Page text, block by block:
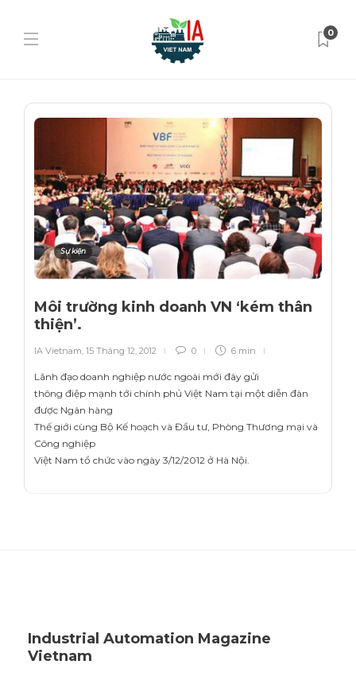
0
Sự kiện
Môi trường kinh doanh VN ‘kém thân
thiện’.
IA Vietnam, 15 Tháng 12, 2012 0 6 min
Lãnh đạo doanh nghiệp nước ngoài mới đây gửi
thông điệp mạnh tới chính phủ Việt Nam tại một diễn đàn
được Ngân hàng
Thế giới cùng Bộ Kế hoạch và Đầu tư, Phòng Thương mại và
Công nghiệp
Việt Nam tổ chức vào ngày 3/12/2012 ở Hà Nội.
Industrial Automation Magazine
Vietnam